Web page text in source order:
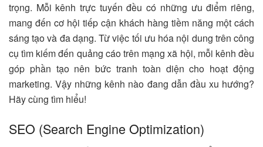
trọng. Mỗi kênh trực tuyến đều có những ưu điểm riêng,
mang đến cơ hội tiếp cận khách hàng tiềm năng một cách
sáng tạo và đa dạng. Từ việc tối ưu hóa nội dung trên công
cụ tìm kiếm đến quảng cáo trên mạng xã hội, mỗi kênh đều
góp phần tạo nên bức tranh toàn diện cho hoạt động
marketing. Vậy những kênh nào đang dẫn đầu xu hướng?
Hãy cùng tìm hiểu!
SEO (Search Engine Optimization)